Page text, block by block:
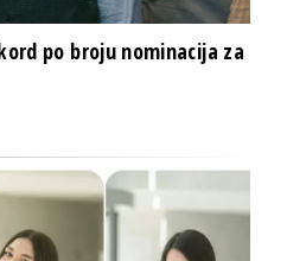
po broju nominacija za